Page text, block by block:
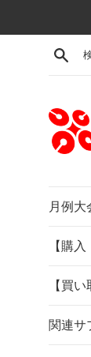
検
月例大
【購
【買
関連サ